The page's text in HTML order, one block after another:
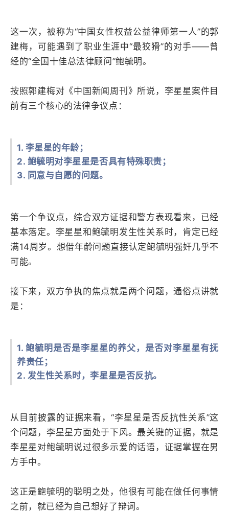
这一次，被称为“中国女性权益公益律师第一人”的郭
建梅，可能遇到了职业生涯中“最狡猾”的对手——曾
经的“全国十佳总法律顾问”鲍毓明。
按照郭建梅对《中国新闻周刊》所说，李星星案件目
前有三个核心的法律争议点：
1. 李星星的年龄；
2. 鲍毓明对李星星是否具有特殊职责；
3. 同意与自愿的问题。
第一个争议点，综合双方证据和警方表现看来，已经
基本落定。李星星和鲍毓明发生性关系时，肯定已经
满14周岁。想借年龄问题直接认定鲍毓明强奸几乎不
可能。
接下来，双方争执的焦点就是两个问题，通俗点讲就
是：
1. 鲍毓明是否是李星星的养父，是否对李星星有抚
养责任；
2. 发生性关系时，李星星是否反抗。
从目前披露的证据来看，“李星星是否反抗性关系”这
个问题，李星星方面处于下风。最关键的证据，就是
李星星对鲍毓明说过很多示爱的话语，证据掌握在男
方手中。
这正是鲍毓明的聪明之处，他很有可能在做任何事情
之前，就已经为自己想好了辩词。